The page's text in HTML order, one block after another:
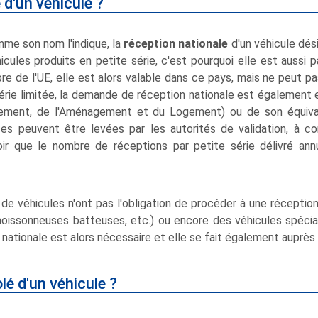
son nom l'indique, la réception nationale d'un véhicule
produits en petite série, c'est pourquoi elle est aussi
de l'UE, elle est alors valable dans ce pays, mais ne peut
limitée, la demande de réception nationale est
de l'Aménagement et du Logement) ou de son
peuvent être levées par les autorités de validation, à
que le nombre de réceptions par petite série délivré
véhicules n'ont pas l'obligation de procéder à une
batteuses, etc.) ou encore des véhicules
est alors nécessaire et elle se fait également auprès
d'un véhicule ?